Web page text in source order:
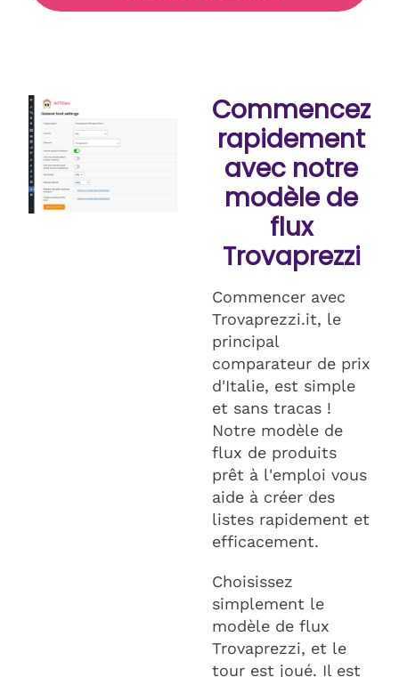
Commencez
rapidement
avec notre
modèle de
flux
Trovaprezzi
Commencer avec
Trovaprezzi.it, le
principal
comparateur de prix
d'Italie, est simple
et sans tracas !
Notre modèle de
flux de produits
prêt à l'emploi vous
aide à créer des
listes rapidement et
efficacement.
Choisissez
simplement le
modèle de flux
Trovaprezzi, et le
tour est joué. Il est